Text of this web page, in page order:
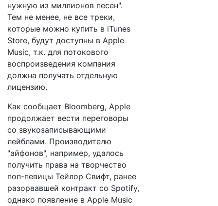
нужную из миллионов песен".
Тем не менее, не все треки,
которые можно купить в iTunes
Store, будут доступны в Apple
Music, т.к. для потокового
воспроизведения компания
должна получать отдельную
лицензию.
Как сообщает Bloomberg, Apple
продолжает вести переговоры
со звукозаписывающими
лейблами. Производителю
"айфонов", например, удалось
получить права на творчество
поп-певицы Тейлор Свифт, ранее
разорвавшей контракт со Spotify,
однако появление в Apple Music